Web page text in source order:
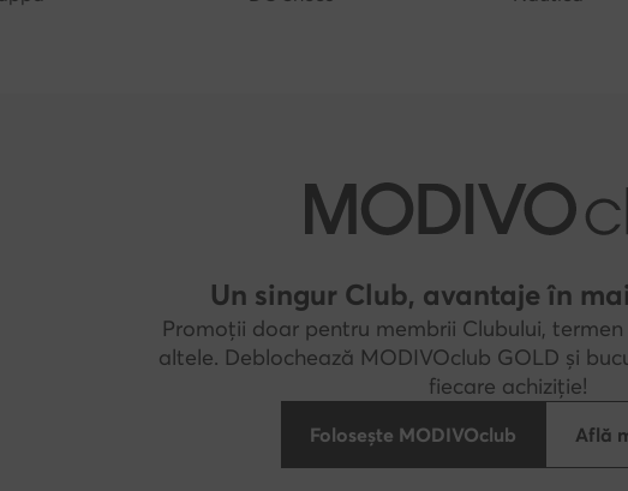
Un singur Club, avantaje în
Promoții doar pentru membrii Clubului,
altele. Deblochează MODIVOclub GOLD și
fiecare achiziție!
Folosește MODIVOclub Află